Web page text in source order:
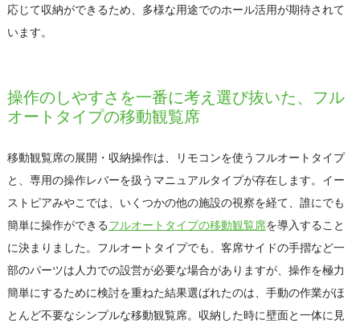
応じて収納ができるため、多様な用途でのホール活用が期待されて
います。
操作のしやすさを一番に考え選び抜いた、フル
オートタイプの移動観覧席
移動観覧席の展開・収納操作は、リモコンを使うフルオートタイプ
と、専用の操作レバーを扱うマニュアルタイプが存在します。イー
ストピアみやこでは、いくつかの他の施設の視察を経て、誰にでも
簡単に操作ができるフルオートタイプの移動観覧席を導入すること
に決まりました。フルオートタイプでも、客席サイドの手摺など一
部のパーツは人力での設営が必要な場合がありますが、操作を極力
簡単にするために検討を重ねた結果選ばれたのは、手動の作業がほ
とんど不要なシンプルな移動観覧席。収納した時に壁面と一体に見